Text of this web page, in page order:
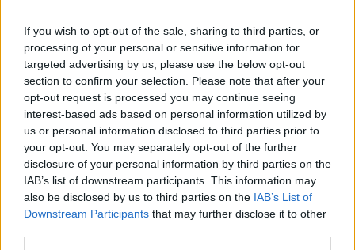
If you wish to opt-out of the sale, sharing to third parties, or
processing of your personal or sensitive information for
targeted advertising by us, please use the below opt-out
section to confirm your selection. Please note that after your
opt-out request is processed you may continue seeing
interest-based ads based on personal information utilized by
us or personal information disclosed to third parties prior to
your opt-out. You may separately opt-out of the further
disclosure of your personal information by third parties on the
IAB’s list of downstream participants. This information may
also be disclosed by us to third parties on the IAB’s List of
Downstream Participants that may further disclose it to other
Σχόλια
Σε πορτοκαλί συναγερμό
για φωτιές η χώρα και τη
Δευτέρα: Στα 9 μποφόρ οι
άνεμοι – Πάνω από 400
πυρκαγιές σε 10 ημέρες
Οι Χούθι ανέλαβαν
ευθύνη για την
διυλιστήριο της
Aramco στη
Αραβία